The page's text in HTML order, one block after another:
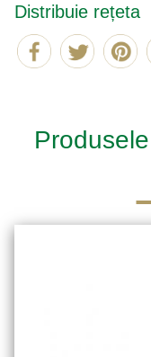
Distribuie rețeta